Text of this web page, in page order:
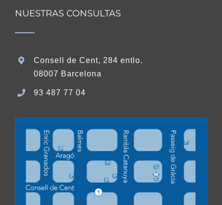
NUESTRAS CONSULTAS
Consell de Cent, 284 entlo.
08007 Barcelona
93 487 77 04